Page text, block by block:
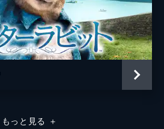
もっと見る ＋